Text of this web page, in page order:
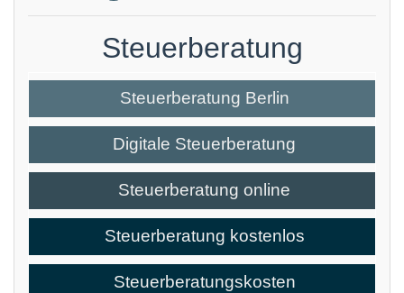
Steuerberatung
Steuerberatung Berlin
Digitale Steuerberatung
Steuerberatung online
Steuerberatung kostenlos
Steuerberatungskosten